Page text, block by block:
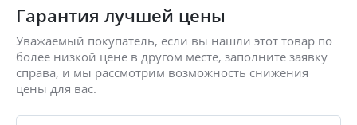
Гарантия лучшей цены
Уважаемый покупатель, если вы нашли этот товар по
более низкой цене в другом месте, заполните заявку
справа, и мы рассмотрим возможность снижения
цены для вас.